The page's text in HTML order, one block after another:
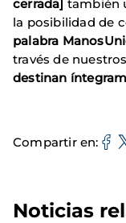
cerrada] también
la posibilidad de
palabra
través de
destinan
Compartir en
Noticias